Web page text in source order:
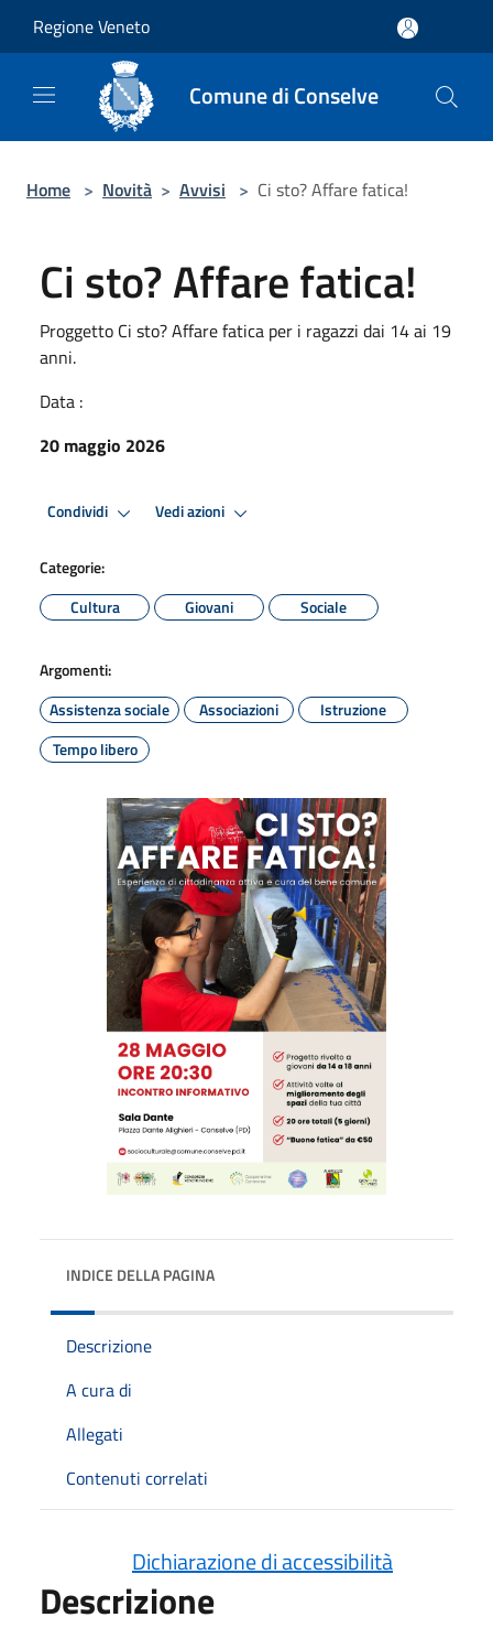
Regione Veneto
Comune di Conselve
Home > Novità > Avvisi > Ci sto? Affare fatica!
Ci sto? Affare fatica!
Proggetto Ci sto? Affare fatica per i ragazzi dai 14 ai 19
anni.
Data :
20 maggio 2026
Condividi Vedi azioni
Categorie:
Cultura
Giovani Sociale
Argomenti:
Assistenza sociale
Associazioni
Istruzione
Tempo libero
INDICE DELLA PAGINA
Descrizione
A cura di
Allegati
Contenuti correlati
Dichiarazione di accessibilità
Descrizione